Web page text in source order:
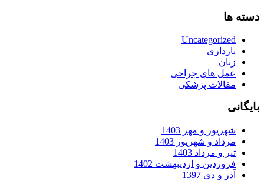
دسته ها
Uncategorized
بارداری
زنان
عمل های جراحی
مقالات پزشکی
بایگانی
شهریور و مهر 1403
مرداد و شهریور 1403
تیر و مرداد 1403
فروردین و اردیبهشت 1402
آذر و دی 1397